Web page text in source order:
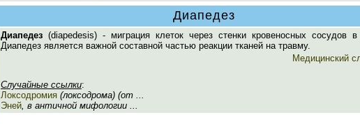
Диапедез
Диапедез (diapedesis) - миграция клеток через стенки кровеносных сосудов в
Диапедез является важной составной частью реакции тканей на травму.
Медицинский
Случайные ссылки:
Локсодромия (локсодрома) (от ...
Эней, в античной мифологии ...